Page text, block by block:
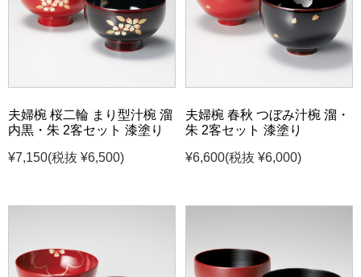
夫婦椀 桜二輪 まり型汁椀 溜
内黒・朱 2客セット 漆塗り
¥7,150(税抜 ¥6,500)
夫婦椀 春秋 つぼみ汁椀 溜・
朱 2客セット 漆塗り
¥6,600(税抜 ¥6,000)